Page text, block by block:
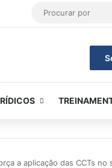
a aplicação das CCTs no